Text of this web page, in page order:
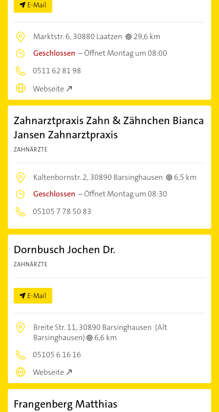
E-Mail
Marktstr. 6,30880 Laatzen
29,6 km
Geschlossen –Öffnet Montag um 08:00
0511 62 81 98
Webseite
Zahnarztpraxis Zahn & Zähnchen Bianca
Jansen Zahnarztpraxis
ZAHNÄRZTE
Kaltenbornstr. 2,30890 Barsinghausen
6,5 km
Geschlossen –Öffnet Montag um 08:30
05105 7 78 50 83
Dornbusch Jochen Dr.
ZAHNÄRZTE
E-Mail
Breite Str. 11,30890 Barsinghausen (Alt
Barsinghausen)
6,6 km
05105 6 16 16
Webseite
Frangenberg Matthias